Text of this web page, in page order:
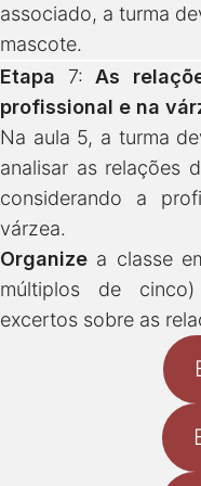
associado, a turma
mascote.
Etapa 7: As
profissional e na
Na aula 5, a turma
analisar as relações
considerando a
várzea.
Organize a classe
múltiplos de
excertos sobre as